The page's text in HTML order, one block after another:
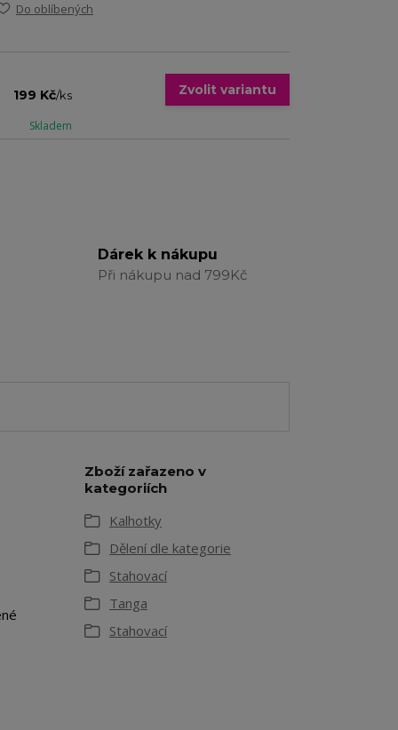
Do oblíbených
199 Kč/ks
Skladem
Zvolit variantu
Dárek k nákupu
Při nákupu nad 799Kč
Zboží zařazeno v
kategoriích
Kalhotky
Dělení dle kategorie
Stahovací
Tanga
Stahovací